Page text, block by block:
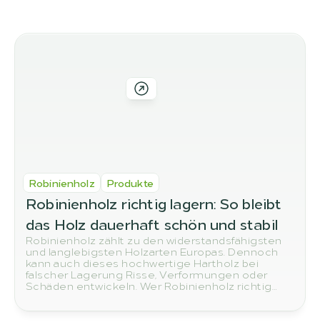
Robinienholz Produkte
Robinienholz richtig lagern: So bleibt
das Holz dauerhaft schön und stabil
Robinienholz zählt zu den widerstandsfähigsten
und langlebigsten Holzarten Europas. Dennoch
kann auch dieses hochwertige Hartholz bei
falscher Lagerung Risse, Verformungen oder
Schäden entwickeln. Wer Robinienholz richtig
lagert, sorgt dafür, dass die natürliche Qualität und